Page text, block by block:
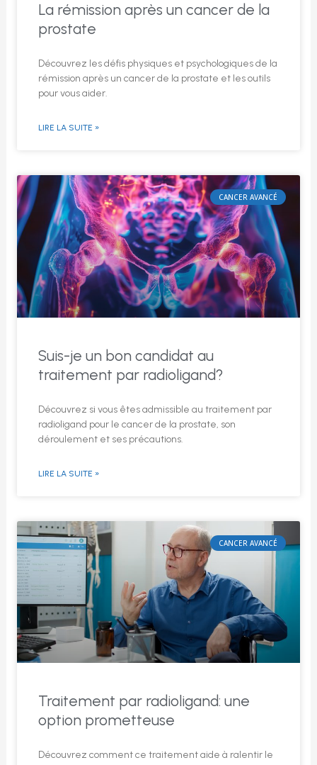
La rémission après un cancer de la
prostate
Découvrez les défis physiques et psychologiques de la
rémission après un cancer de la prostate et les outils
pour vous aider.
LIRE LA SUITE »
CANCER AVANCÉ
Suis-je un bon candidat au
traitement par radioligand?
Découvrez si vous êtes admissible au traitement par
radioligand pour le cancer de la prostate, son
déroulement et ses précautions.
LIRE LA SUITE »
CANCER AVANCÉ
Traitement par radioligand: une
option prometteuse
Découvrez comment ce traitement aide à ralentir le